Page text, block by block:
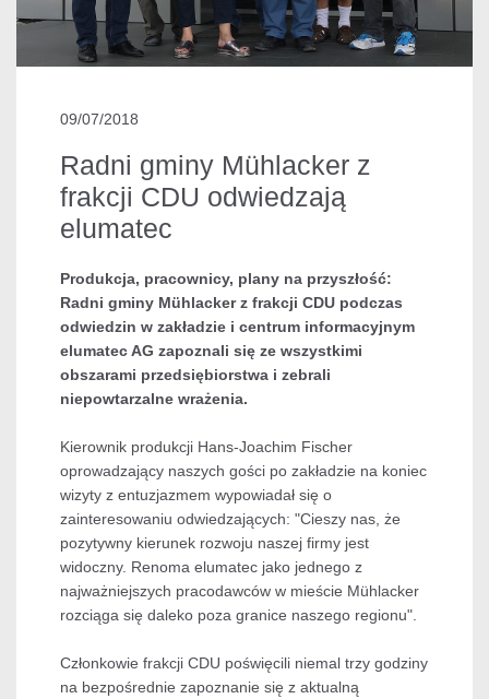
09/07/2018
Radni gminy Mühlacker z
frakcji CDU odwiedzają
elumatec
Produkcja, pracownicy, plany na przyszłość:
Radni gminy Mühlacker z frakcji CDU podczas
odwiedzin w zakładzie i centrum informacyjnym
elumatec AG zapoznali się ze wszystkimi
obszarami przedsiębiorstwa i zebrali
niepowtarzalne wrażenia.
Kierownik produkcji Hans-Joachim Fischer
oprowadzający naszych gości po zakładzie na koniec
wizyty z entuzjazmem wypowiadał się o
zainteresowaniu odwiedzających: "Cieszy nas, że
pozytywny kierunek rozwoju naszej firmy jest
widoczny. Renoma elumatec jako jednego z
najważniejszych pracodawców w mieście Mühlacker
rozciąga się daleko poza granice naszego regionu".
Członkowie frakcji CDU poświęcili niemal trzy godziny
na bezpośrednie zapoznanie się z aktualną